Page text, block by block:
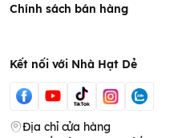
Chính sách bán hàng
Kết nối với Nhà Hạt Dẻ
Địa chỉ cửa hàng